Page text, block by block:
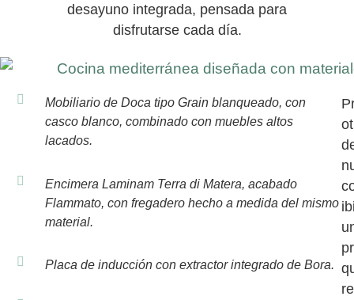
desayuno integrada, pensada para
disfrutarse cada día.
Mobiliario de Doca tipo Grain blanqueado, con
casco blanco, combinado con muebles altos
lacados.
Encimera Laminam Terra di Matera, acabado
Flammato, con fregadero hecho a medida del mismo
material.
Placa de inducción con extractor integrado de Bora.